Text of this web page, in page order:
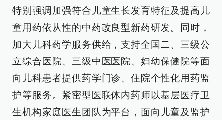
特别强调加强符合儿童生长发育特征及提高儿
童用药依从性的中药改良型新药研发。同时，
加大儿科药学服务供给，支持全国二、三级公
立综合医院、三级中医医院、妇幼保健院等面
向儿科患者提供药学门诊、住院个性化用药监
护等服务。紧密型医联体内药师以基层医疗卫
生机构家庭医生团队为平台，面向儿童及监护